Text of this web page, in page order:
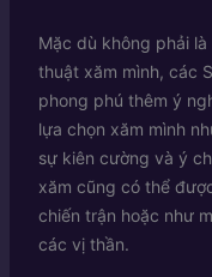
Mặc dù không phải
thuật xăm mình, các
phong phú thêm ý
lựa chọn xăm mình
sự kiên cường và ý
xăm cũng có thể
chiến trận hoặc như
các vị thần.